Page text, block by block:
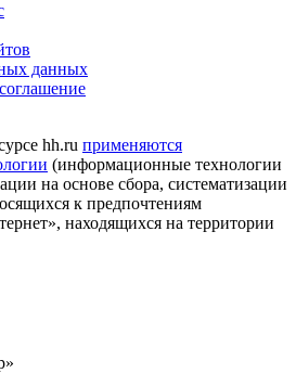
данных
hh.ru применяются
(информационные технологии
на основе сбора, систематизации
к предпочтениям
находящихся на территории